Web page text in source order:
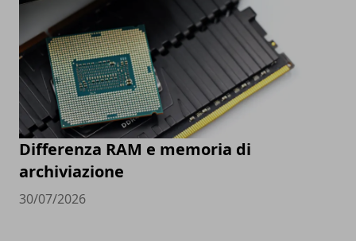
Differenza RAM e memoria di
archiviazione
30/07/2026